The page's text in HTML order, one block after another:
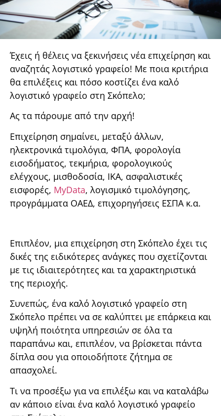
Έχεις ή θέλεις να ξεκινήσεις νέα επιχείρηση και
αναζητάς λογιστικό γραφείο! Με ποια κριτήρια
θα επιλέξεις και πόσο κοστίζει ένα καλό
λογιστικό γραφείο στη Σκόπελο;
Ας τα πάρουμε από την αρχή!
Επιχείρηση σημαίνει, μεταξύ άλλων,
ηλεκτρονικά τιμολόγια, ΦΠΑ, φορολογία
εισοδήματος, τεκμήρια, φορολογικούς
ελέγχους, μισθοδοσία, ΙΚΑ, ασφαλιστικές
εισφορές, MyData, λογισμικό τιμολόγησης,
προγράμματα ΟΑΕΔ, επιχορηγήσεις ΕΣΠΑ κ.α.
Επιπλέον, μια επιχείρηση στη Σκόπελο έχει τις
δικές της ειδικότερες ανάγκες που σχετίζονται
με τις ιδιαιτερότητες και τα χαρακτηριστικά
της περιοχής.
Συνεπώς, ένα καλό λογιστικό γραφείο στη
Σκόπελο πρέπει να σε καλύπτει με επάρκεια και
υψηλή ποιότητα υπηρεσιών σε όλα τα
παραπάνω και, επιπλέον, να βρίσκεται πάντα
δίπλα σου για οποιοδήποτε ζήτημα σε
απασχολεί.
Τι να προσέξω για να επιλέξω και να καταλάβω
αν κάποιο είναι ένα καλό λογιστικό γραφείο